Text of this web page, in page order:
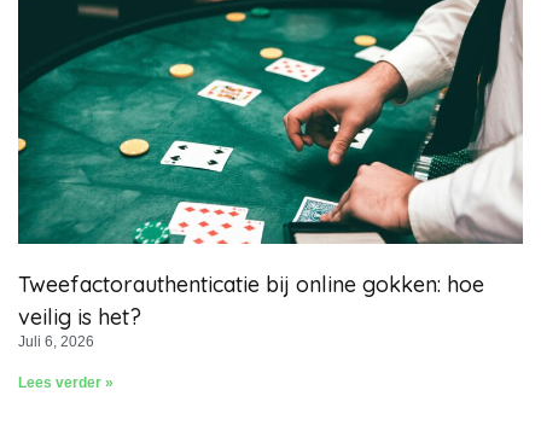
Tweefactorauthenticatie bij online gokken: hoe
veilig is het?
Juli 6, 2026
Lees verder »